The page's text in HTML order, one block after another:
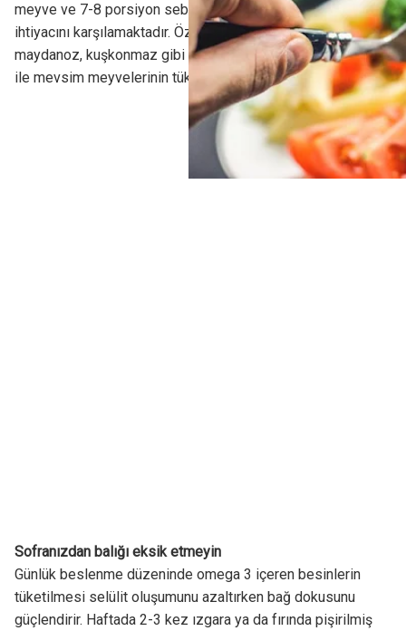
meyve ve 7-8 porsiyon sebze tüketmek c vitamini
ihtiyacını karşılamaktadır. Özellikle marul, roka, dereotu,
maydanoz, kuşkonmaz gibi koyu yeşil yapraklı sebzeler
ile mevsim meyvelerinin tüketilmesi cildi beslemektedir.
Sofranızdan balığı eksik etmeyin
Günlük beslenme düzeninde omega 3 içeren besinlerin
tüketilmesi selülit oluşumunu azaltırken bağ dokusunu
güçlendirir. Haftada 2-3 kez ızgara ya da fırında pişirilmiş